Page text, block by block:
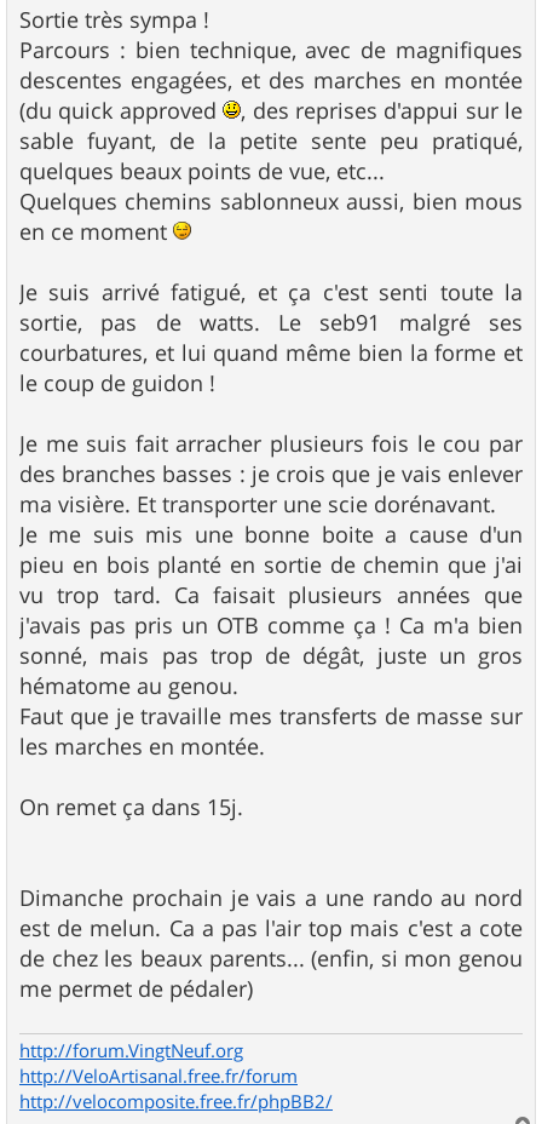
g
e
Sortie très sympa !
Parcours : bien technique, avec de magnifiques
descentes engagées, et des marches en montée
(du quick approved
, des reprises d'appui sur le
sable fuyant, de la petite sente peu pratiqué,
quelques beaux points de vue, etc...
Quelques chemins sablonneux aussi, bien mous
en ce moment
Je suis arrivé fatigué, et ça c'est senti toute la
sortie, pas de watts. Le seb91 malgré ses
courbatures, et lui quand même bien la forme et
le coup de guidon !
Je me suis fait arracher plusieurs fois le cou par
des branches basses : je crois que je vais enlever
ma visière. Et transporter une scie dorénavant.
Je me suis mis une bonne boite a cause d'un
pieu en bois planté en sortie de chemin que j'ai
vu trop tard. Ca faisait plusieurs années que
j'avais pas pris un OTB comme ça ! Ca m'a bien
sonné, mais pas trop de dégât, juste un gros
hématome au genou.
Faut que je travaille mes transferts de masse sur
les marches en montée.
On remet ça dans 15j.
Dimanche prochain je vais a une rando au nord
est de melun. Ca a pas l'air top mais c'est a cote
de chez les beaux parents... (enfin, si mon genou
me permet de pédaler)
http://forum.VingtNeuf.org
http://VeloArtisanal.free.fr/forum
http://velocomposite.free.fr/phpBB2/